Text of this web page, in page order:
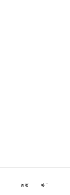
首页 关于